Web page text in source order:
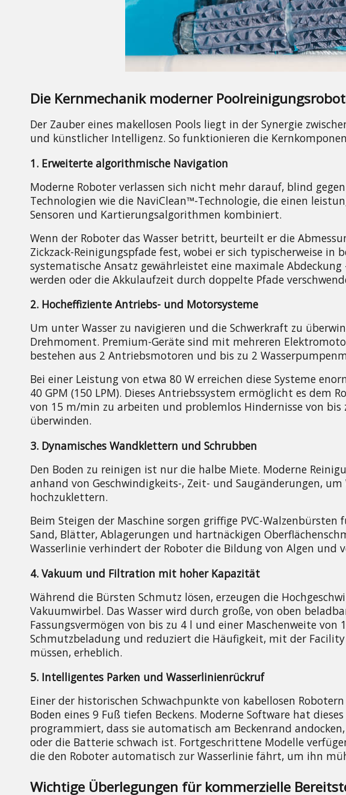
Die Kernmechanik moderner
Der Zauber eines makellosen Pools liegt in der Synergie
und künstlicher Intelligenz. So funktionieren die
1. Erweiterte algorithmische Navigation
Moderne Roboter verlassen sich nicht mehr darauf, blind
Technologien wie die NaviClean™-Technologie, die einen
Sensoren und Kartierungsalgorithmen kombiniert.
Wenn der Roboter das Wasser betritt, beurteilt er die
Zickzack-Reinigungspfade fest, wobei er sich typischerweise in
systematische Ansatz gewährleistet eine maximale Abdeckung
werden oder die Akkulaufzeit durch doppelte Pfade
2. Hocheffiziente Antriebs- und Motorsysteme
Um unter Wasser zu navigieren und die Schwerkraft zu
Drehmoment. Premium-Geräte sind mit mehreren
bestehen aus 2 Antriebsmotoren und bis zu 2
Bei einer Leistung von etwa 80 W erreichen diese Systeme
40 GPM (150 LPM). Dieses Antriebssystem ermöglicht es dem
von 15 m/min zu arbeiten und problemlos Hindernisse von bis
überwinden.
3. Dynamisches Wandklettern und Schrubben
Den Boden zu reinigen ist nur die halbe Miete. Moderne
anhand von Geschwindigkeits-, Zeit- und Saugänderungen,
hochzuklettern.
Beim Steigen der Maschine sorgen griffige PVC-
Sand, Blätter, Ablagerungen und hartnäckigen
Wasserlinie verhindert der Roboter die Bildung von Algen und
4. Vakuum und Filtration mit hoher Kapazität
Während die Bürsten Schmutz lösen, erzeugen die
Vakuumwirbel. Das Wasser wird durch große, von oben
Fassungsvermögen von bis zu 4 l und einer Maschenweite
Schmutzbeladung und reduziert die Häufigkeit, mit der
müssen, erheblich.
5. Intelligentes Parken und Wasserlinienrückruf
Einer der historischen Schwachpunkte von kabellosen
Boden eines 9 Fuß tiefen Beckens. Moderne Software hat
programmiert, dass sie automatisch am Beckenrand
oder die Batterie schwach ist. Fortgeschrittene Modelle
die den Roboter automatisch zur Wasserlinie fährt, um ihn
Wichtige Überlegungen für kommerzielle